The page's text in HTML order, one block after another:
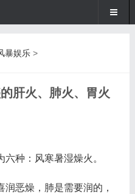
暴娱乐>
肝火、肺火、胃火
种：风寒暑湿燥火。
恶燥，肺是需要润的，